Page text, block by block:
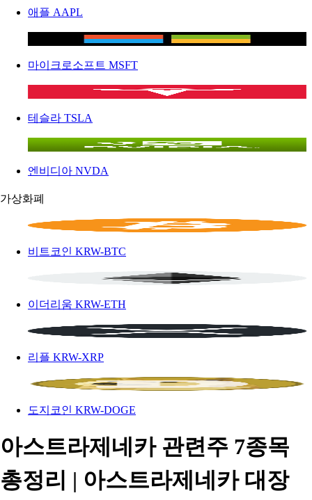
애플 AAPL
마이크로소프트 MSFT
테슬라 TSLA
엔비디아 NVDA
가상화폐
비트코인 KRW-BTC
이더리움 KRW-ETH
리플 KRW-XRP
도지코인 KRW-DOGE
아스트라제네카 관련주 7종목
총정리 | 아스트라제네카 대장